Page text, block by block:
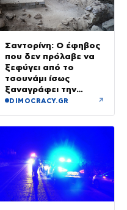
Σαντορίνη: Ο έφηβος
που δεν πρόλαβε να
ξεφύγει από το
τσουνάμι ίσως
ξαναγράφει την
ιστορία της μινωικής
DIMOCRACY.GR ↗